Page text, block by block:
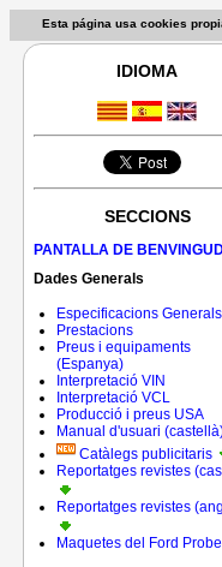
Esta página usa cookies
IDIOMA
SECCIONS
PANTALLA DE
Dades Generals
Especificacions Generals
Prestacions
Preus i equipaments
(Espanya)
Interpretació VIN
Interpretació VCL
Producció i preus USA
Manual d'usuari
Catàlegs publicitaris
Reportatges revistes
Reportatges revistes
Maquetes del Ford Probe